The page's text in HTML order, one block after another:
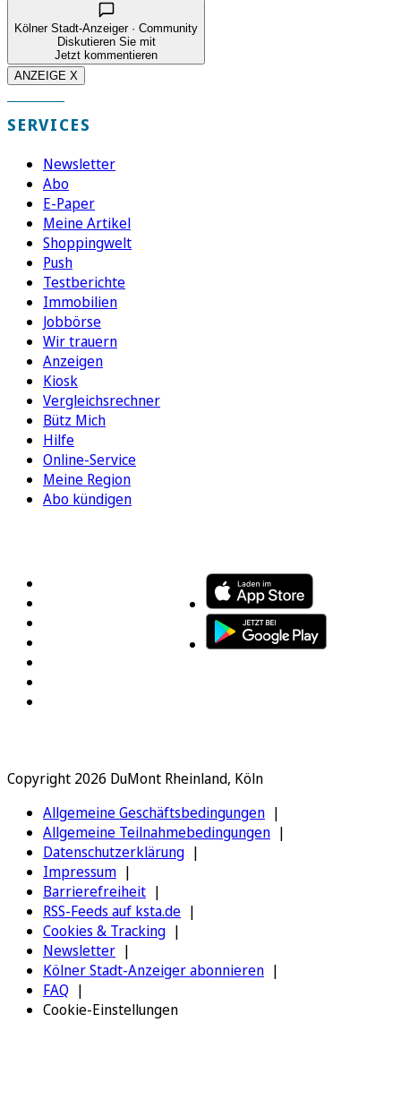
Kölner Stadt-Anzeiger · Community
Diskutieren Sie mit
Jetzt kommentieren
ANZEIGE X
SERVICES
Newsletter
Abo
E-Paper
Meine Artikel
Shoppingwelt
Push
Testberichte
Immobilien
Jobbörse
Wir trauern
Anzeigen
Kiosk
Vergleichsrechner
Bütz Mich
Hilfe
Online-Service
Meine Region
Abo kündigen
Copyright 2026 DuMont Rheinland, Köln
Allgemeine Geschäftsbedingungen
Allgemeine Teilnahmebedingungen
Datenschutzerklärung
Impressum
Barrierefreiheit
RSS-Feeds auf ksta.de
Cookies & Tracking
Newsletter
Kölner Stadt-Anzeiger abonnieren
FAQ
Cookie-Einstellungen